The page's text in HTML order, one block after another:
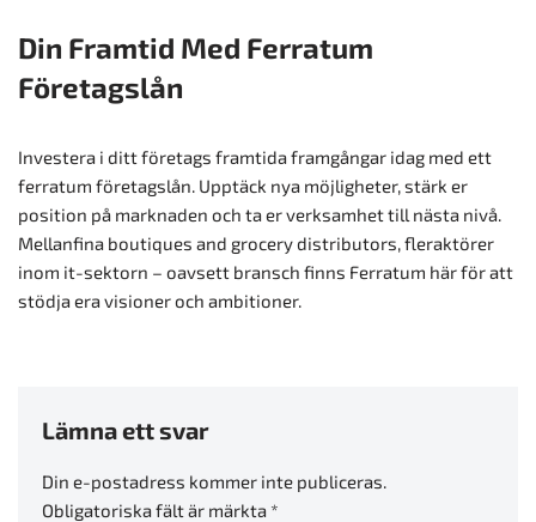
Din Framtid Med Ferratum
Företagslån
Investera i ditt företags framtida framgångar idag med ett
ferratum företagslån. Upptäck nya möjligheter, stärk er
position på marknaden och ta er verksamhet till nästa nivå.
Mellanfina boutiques and grocery distributors, fleraktörer
inom it-sektorn – oavsett bransch finns Ferratum här för att
stödja era visioner och ambitioner.
Lämna ett svar
Din e-postadress kommer inte publiceras.
Obligatoriska fält är märkta *